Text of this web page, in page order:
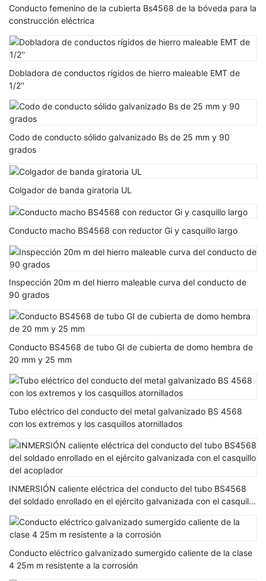
Conducto femenino de la cubierta Bs4568 de la bóveda para la
construcción eléctrica
Dobladora de conductos rígidos de hierro maleable EMT de
1/2''
Codo de conducto sólido galvanizado Bs de 25 mm y 90
grados
Colgador de banda giratoria UL
Conducto macho BS4568 con reductor Gi y casquillo largo
Inspección 20m m del hierro maleable curva del conducto de
90 grados
Conducto BS4568 de tubo GI de cubierta de domo hembra de
20 mm y 25 mm
Tubo eléctrico del conducto del metal galvanizado BS 4568
con los extremos y los casquillos atornillados
INMERSIÓN caliente eléctrica del conducto del tubo BS4568
del soldado enrollado en el ejército galvanizada con el casquillo
del acoplador
Conducto eléctrico galvanizado sumergido caliente de la clase
4 25m m resistente a la corrosión